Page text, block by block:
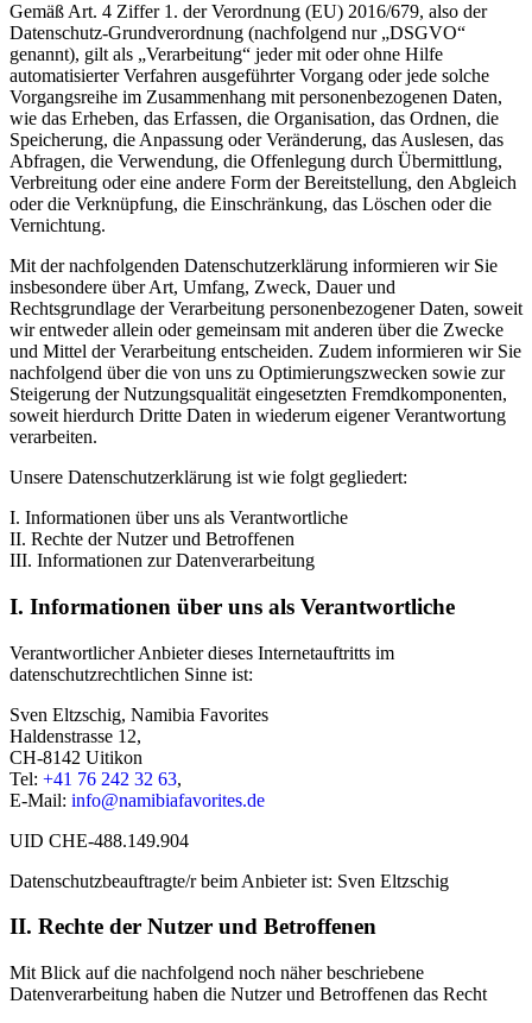
Gemäß Art. 4 Ziffer 1. der Verordnung (EU) 2016/679, also der
Datenschutz-Grundverordnung (nachfolgend nur „DSGVO“
genannt), gilt als „Verarbeitung“ jeder mit oder ohne Hilfe
automatisierter Verfahren ausgeführter Vorgang oder jede solche
Vorgangsreihe im Zusammenhang mit personenbezogenen Daten,
wie das Erheben, das Erfassen, die Organisation, das Ordnen, die
Speicherung, die Anpassung oder Veränderung, das Auslesen, das
Abfragen, die Verwendung, die Offenlegung durch Übermittlung,
Verbreitung oder eine andere Form der Bereitstellung, den Abgleich
oder die Verknüpfung, die Einschränkung, das Löschen oder die
Vernichtung.
Mit der nachfolgenden Datenschutzerklärung informieren wir Sie
insbesondere über Art, Umfang, Zweck, Dauer und
Rechtsgrundlage der Verarbeitung personenbezogener Daten, soweit
wir entweder allein oder gemeinsam mit anderen über die Zwecke
und Mittel der Verarbeitung entscheiden. Zudem informieren wir Sie
nachfolgend über die von uns zu Optimierungszwecken sowie zur
Steigerung der Nutzungsqualität eingesetzten Fremdkomponenten,
soweit hierdurch Dritte Daten in wiederum eigener Verantwortung
verarbeiten.
Unsere Datenschutzerklärung ist wie folgt gegliedert:
I. Informationen über uns als Verantwortliche
II. Rechte der Nutzer und Betroffenen
III. Informationen zur Datenverarbeitung
I. Informationen über uns als Verantwortliche
Verantwortlicher Anbieter dieses Internetauftritts im
datenschutzrechtlichen Sinne ist:
Sven Eltzschig, Namibia Favorites
Haldenstrasse 12,
CH-8142 Uitikon
Tel: +41 76 242 32 63,
E-Mail: info@namibiafavorites.de
UID CHE-488.149.904
Datenschutzbeauftragte/r beim Anbieter ist: Sven Eltzschig
II. Rechte der Nutzer und Betroffenen
Mit Blick auf die nachfolgend noch näher beschriebene
Datenverarbeitung haben die Nutzer und Betroffenen das Recht